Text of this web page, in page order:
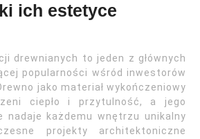
ich estetyce
drewnianych to jeden z głównych
popularności wśród inwestorów
jako materiał wykończeniowy
ciepło i przytulność, a jego
nadaje każdemu wnętrzu unikalny
projekty architektoniczne